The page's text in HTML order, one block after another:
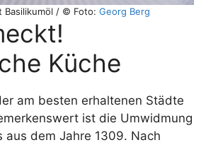
Basilikumöl / © Foto: Georg Berg
Küche
am besten erhaltenen Städte
ist die Umwidmung
aus dem Jahre 1309. Nach